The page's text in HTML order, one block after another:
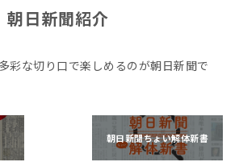
朝日新聞紹介
彩な切り口で楽しめるのが朝日新聞で
朝日新聞ちょい解体新書